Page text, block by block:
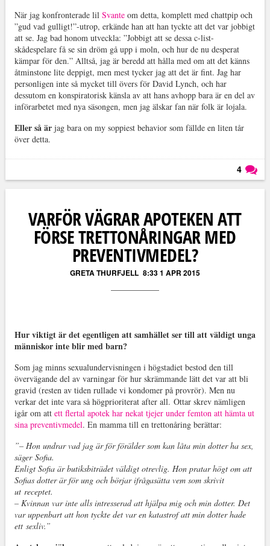
När jag konfronterade lil Svanteom detta, komplett med chattpip och
”gud vad gulligt!”-utrop, erkände han att han tyckte att det var jobbigt
att se. Jag bad honom utveckla: ”Jobbigt att se dessa c-list-
skådespelare få se sin dröm gå upp i moln, och hur de nu desperat
kämpar för den.” Alltså, jag är beredd att hålla med om att det känns
åtminstone lite deppigt, men mest tycker jag att det är fint. Jag har
personligen inte så mycket till övers för David Lynch, och har
dessutom en konspiratorisk känsla av att hans avhopp bara är en del av
införarbetet med nya säsongen, men jag älskar fan när folk är lojala.
Eller så ärjag bara on my soppiest behavior som fällde en liten tår
över detta.
4
VARFÖR VÄGRAR APOTEKEN ATT
FÖRSE TRETTONÅRINGAR MED
PREVENTIVMEDEL?
GRETA THURFJELL 8:33 1 APR 2015
Hur viktigt är det egentligen att samhället ser till att väldigt unga
människor inte blir med barn?
Som jag minns sexualundervisningen i högstadiet bestod den till
övervägande del av varningar för hur skrämmande lätt det var att bli
gravid (resten av tiden rullade vi kondomer på provrör). Men nu
verkar det inte vara så högprioriterat after all. Ottar skrev nämligen
igår om att ett flertal apotek har nekat tjejer under femton att hämta ut
sina preventivmedel. En mamma till en trettonåring berättar:
”– Hon undrar vad jag är för förälder som kan låta min dotter ha sex,
säger Sofia.
Enligt Sofia är butiksbiträdet väldigt otrevlig. Hon pratar högt om att
Sofias dotter är för ung och börjar ifrågasätta vem som skrivit
ut receptet.
– Kvinnan var inte alls intresserad att hjälpa mig och min dotter. Det
var uppenbart att hon tyckte det var en katastrof att min dotter hade
ett sexliv.”